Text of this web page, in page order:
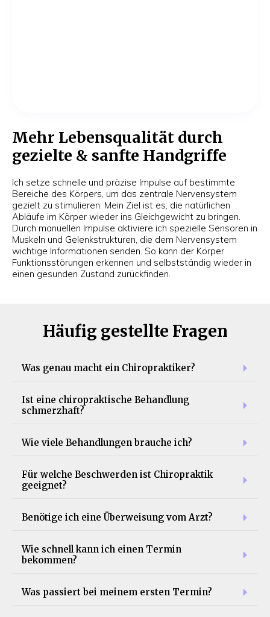
Mehr Lebensqualität durch
gezielte & sanfte Handgriffe
Ich setze schnelle und präzise Impulse auf bestimmte
Bereiche des Körpers, um das zentrale Nervensystem
gezielt zu stimulieren. Mein Ziel ist es, die natürlichen
Abläufe im Körper wieder ins Gleichgewicht zu bringen.
Durch manuellen Impulse aktiviere ich spezielle Sensoren in
Muskeln und Gelenkstrukturen, die dem Nervensystem
wichtige Informationen senden. So kann der Körper
Funktionsstörungen erkennen und selbstständig wieder in
einen gesunden Zustand zurückfinden.
Häufig gestellte Fragen
Was genau macht ein Chiropraktiker?
Ist eine chiropraktische Behandlung
schmerzhaft?
Wie viele Behandlungen brauche ich?
Für welche Beschwerden ist Chiropraktik
geeignet?
Benötige ich eine Überweisung vom Arzt?
Wie schnell kann ich einen Termin
bekommen?
Was passiert bei meinem ersten Termin?